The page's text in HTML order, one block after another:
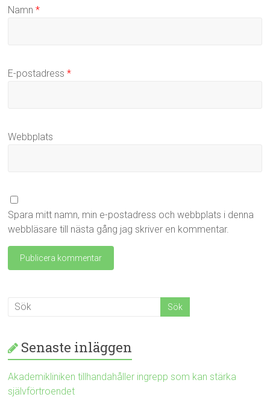
Namn*
E-postadress*
Webbplats
Spara mitt namn, min e-postadress och webbplats i denna
webbläsare till nästa gång jag skriver en kommentar.
Senaste inläggen
Akademikliniken tillhandahåller ingrepp som kan stärka
självförtroendet